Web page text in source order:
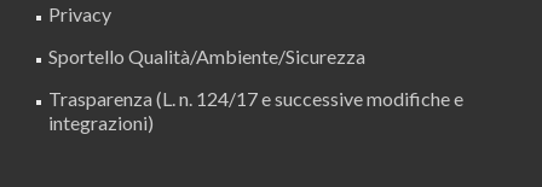
Privacy
Sportello Qualità/Ambiente/Sicurezza
Trasparenza (L. n. 124/17 e successive modifiche e
integrazioni)